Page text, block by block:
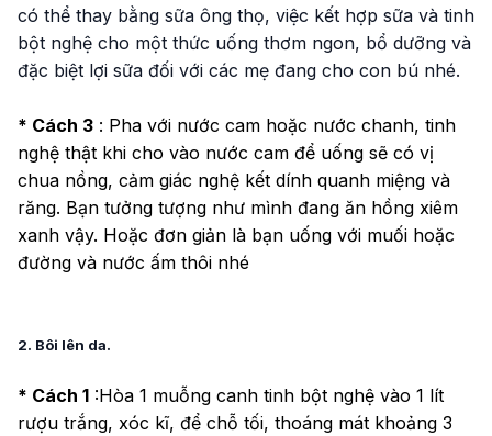
có thể thay bằng sữa ông thọ, việc kết hợp sữa và tinh
bột nghệ cho một thức uống thơm ngon, bổ dưỡng và
đặc biệt lợi sữa đối với các mẹ đang cho con bú nhé.
* Cách 3 : Pha với nước cam hoặc nước chanh, tinh
nghệ thật khi cho vào nước cam để uống sẽ có vị
chua nồng, cảm giác nghệ kết dính quanh miệng và
răng. Bạn tưởng tượng như mình đang ăn hồng xiêm
xanh vậy. Hoặc đơn giản là bạn uống với muối hoặc
đường và nước ấm thôi nhé
2. Bôi lên da.
* Cách 1 :Hòa 1 muỗng canh tinh bột nghệ vào 1 lít
rượu trắng, xóc kĩ, để chỗ tối, thoáng mát khoảng 3